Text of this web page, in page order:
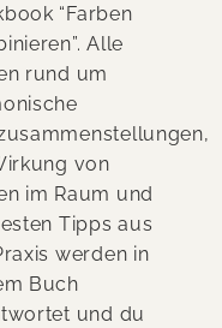
“Farben
Alle
rund um
von
im Raum und
Tipps aus
werden in
Buch
und du